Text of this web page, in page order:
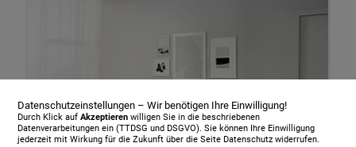
Datenschutzeinstellungen – Wir benötigen Ihre Einwilligung!
Durch Klick aufAkzeptieren willigen Sie in die beschriebenen
Datenverarbeitungen ein (TTDSG und DSGVO). Sie können Ihre Einwilligung
jederzeit mit Wirkung für die Zukunft über die Seite Datenschutz widerrufen.